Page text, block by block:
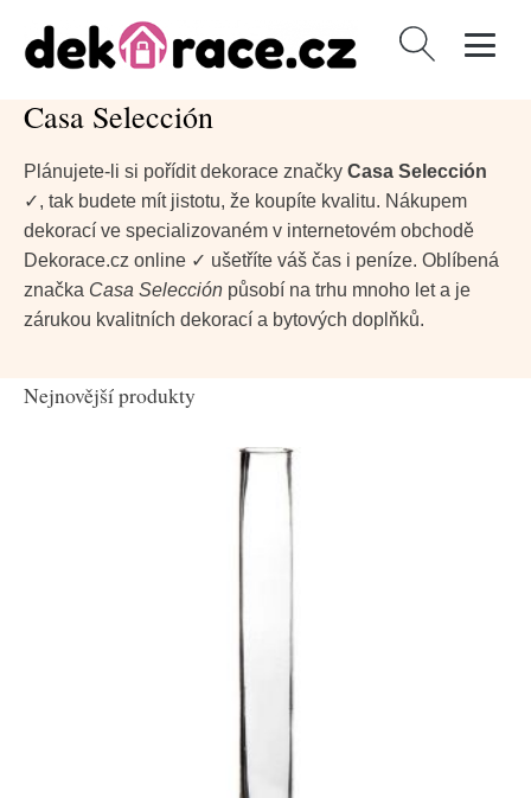
Vyhledávání
Casa Selección
Plánujete-li si pořídit dekorace značky Casa Selección
✓, tak budete mít jistotu, že koupíte kvalitu. Nákupem
dekorací ve specializovaném v internetovém obchodě
Dekorace.cz online ✓ ušetříte váš čas i peníze. Oblíbená
značka Casa Selección působí na trhu mnoho let a je
zárukou kvalitních dekorací a bytových doplňků.
Nejnovější produkty